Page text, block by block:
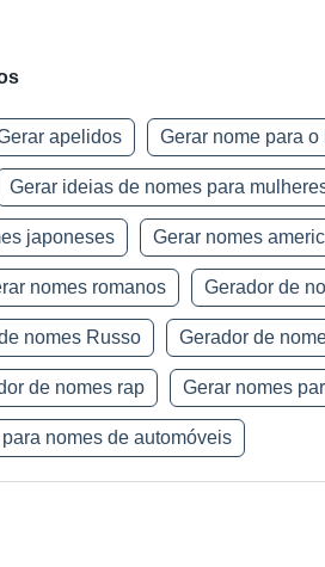
apelidos Gerar nome para o
Gerar ideias de nomes para
japoneses Gerar nomes
nomes romanos Gerador de
nomes Russo Gerador de
de nomes rap Gerar nomes
para nomes de automóveis